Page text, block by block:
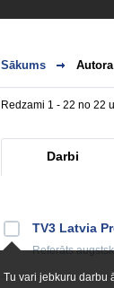
Sākums
Redzami 1 - 22 no 22
Darbi
Tu vari jebkuru darbu
TV3 Latvia
Referāts